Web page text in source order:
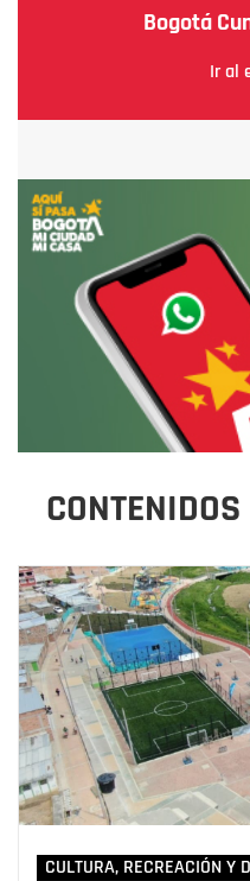
Bogotá
Ir al
CULTURA, RECREACIÓN Y